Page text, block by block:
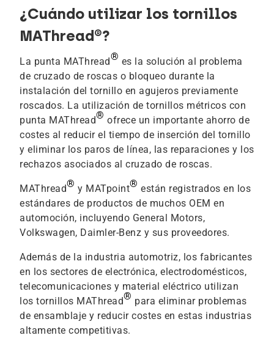
¿Cuándo utilizar los tornillos
MAThread®?
La punta MAThread® es la solución al problema
de cruzado de roscas o bloqueo durante la
instalación del tornillo en agujeros previamente
roscados. La utilización de tornillos métricos con
punta MAThread® ofrece un importante ahorro de
costes al reducir el tiempo de inserción del tornillo
y eliminar los paros de línea, las reparaciones y los
rechazos asociados al cruzado de roscas.
MAThread® y MATpoint® están registrados en los
estándares de productos de muchos OEM en
automoción, incluyendo General Motors,
Volkswagen, Daimler-Benz y sus proveedores.
Además de la industria automotriz, los fabricantes
en los sectores de electrónica, electrodomésticos,
telecomunicaciones y material eléctrico utilizan
los tornillos MAThread® para eliminar problemas
de ensamblaje y reducir costes en estas industrias
altamente competitivas.